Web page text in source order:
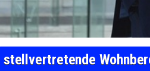
stellvertretende